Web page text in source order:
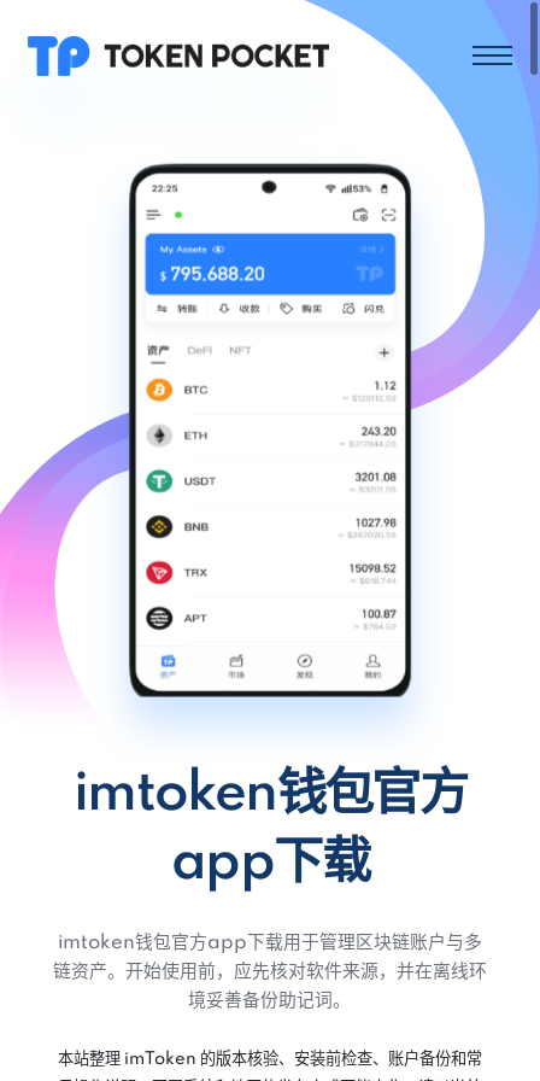
imtoken钱包官方
app下载
imtoken钱包官方app下载用于管理区块链账户与多
链资产。开始使用前，应先核对软件来源，并在离线环
境妥善备份助记词。
本站整理 imToken 的版本核验、安装前检查、账户备份和常